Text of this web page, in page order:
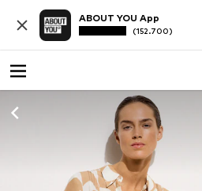
ABOUT YOU App
(152.700)